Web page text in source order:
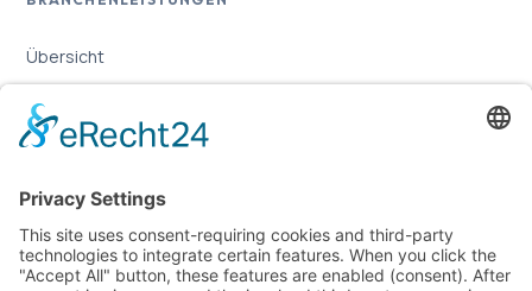
Übersicht
Online-Marketing für Handwerker
LEGAL